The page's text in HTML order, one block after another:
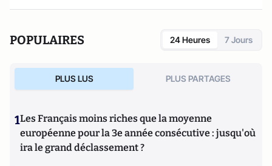
POPULAIRES 24 Heures 7 Jours
PLUS LUS PLUS PARTAGES
1Les Français moins riches que la moyenne
européenne pour la 3e année consécutive : jusqu'où
ira le grand déclassement ?